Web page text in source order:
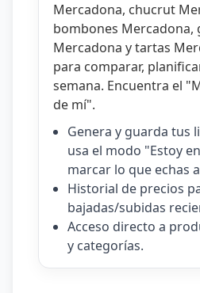
Mercadona, chucrut
bombones Mercadona,
Mercadona ytartas
para comparar,
semana. Encuentra el "
de mí".
Genera y guarda tus
usa el modo "Estoy
marcar lo que echas
Historial de precios
bajadas/subidas
Acceso directo a
y categorías.